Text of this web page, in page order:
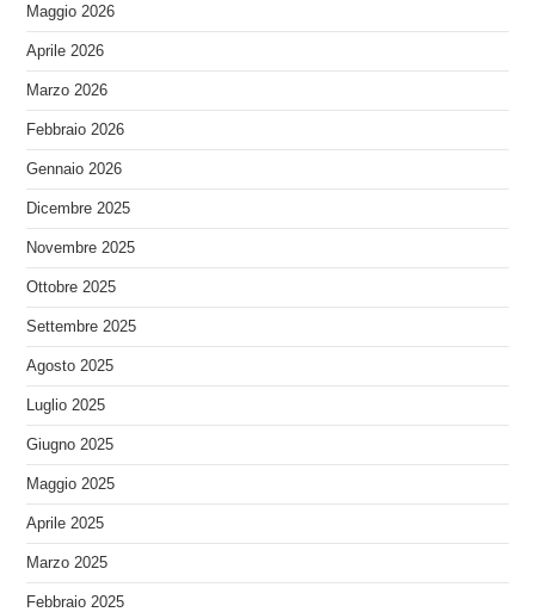
Maggio 2026
Aprile 2026
Marzo 2026
Febbraio 2026
Gennaio 2026
Dicembre 2025
Novembre 2025
Ottobre 2025
Settembre 2025
Agosto 2025
Luglio 2025
Giugno 2025
Maggio 2025
Aprile 2025
Marzo 2025
Febbraio 2025